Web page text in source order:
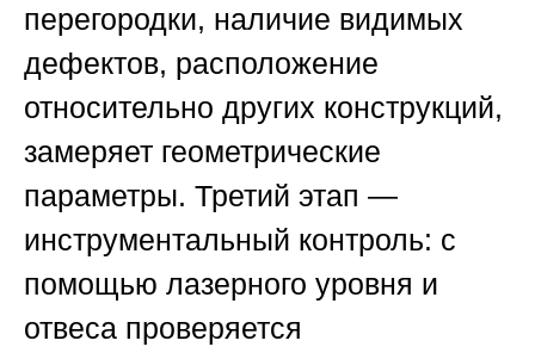
перегородки, наличие видимых
дефектов, расположение
относительно других конструкций,
замеряет геометрические
параметры. Третий этап —
инструментальный контроль: с
помощью лазерного уровня и
отвеса проверяется